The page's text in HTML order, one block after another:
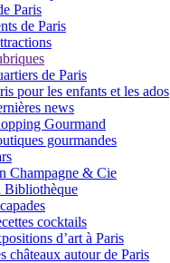
Paris
de Paris
de Paris
pour les enfants et les ados
news
Gourmand
gourmandes
Champagne & Cie
Bibliothèque
cocktails
d’art à Paris
châteaux autour de Paris